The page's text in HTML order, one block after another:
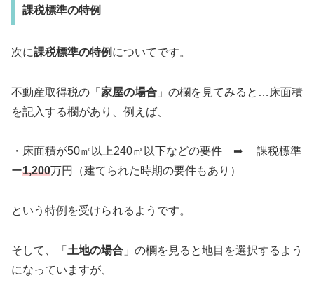
課税標準の特例
次に課税標準の特例 についてです。
不動産取得税の「 家屋の場合 」の欄を見てみると…床面積
を記入する欄があり、例えば、
・床面積が50㎡以上240㎡以下などの要件 ➡︎ 課税標準
ー1,200万円（建てられた時期の要件もあり）
という特例を受けられるようです。
そして、「 土地の場合 」の欄を見ると地目を選択するよう
になっていますが、